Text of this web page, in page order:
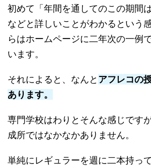
初めて「年間を通してのこの期間
などと詳しいことがわかるという
らはホームページに二年次の一例
います。
それによると、なんと アフレコの
あります。
専門学校はわりとそんな感じです
成所ではなかなかありません。
単純にレギュラーを週に二本持っ